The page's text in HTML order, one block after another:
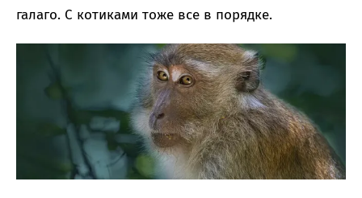
галаго. С котиками тоже все в порядке.